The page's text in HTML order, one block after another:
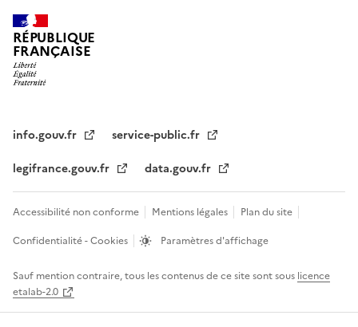
RÉPUBLIQUE
FRANÇAISE
info.gouv.fr
service-public.fr
legifrance.gouv.fr
data.gouv.fr
Accessibilité non conforme Mentions légales
Plan du site
Confidentialité - Cookies
Paramètres d'affichage
Sauf mention contraire, tous les contenus de ce site sont sous licence
etalab-2.0